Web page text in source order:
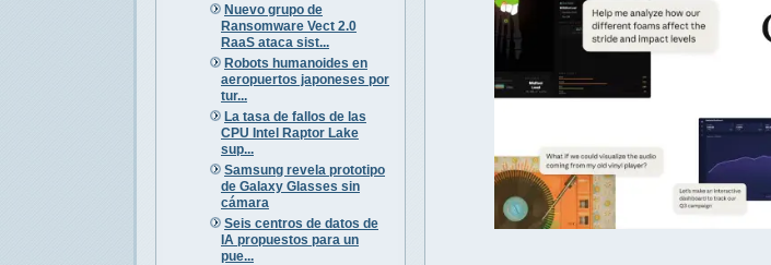
Nuevo grupo de
Ransomware Vect 2.0
RaaS ataca sist...
Robots humanoides en
aeropuertos japoneses por
tur...
La tasa de fallos de las
CPU Intel Raptor Lake
sup...
Samsung revela prototipo
de Galaxy Glasses sin
cámara
Seis centros de datos de
IA propuestos para un
pue...